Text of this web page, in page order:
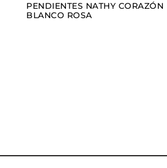
PENDIENTES NATHY CORAZÓN
BLANCO ROSA